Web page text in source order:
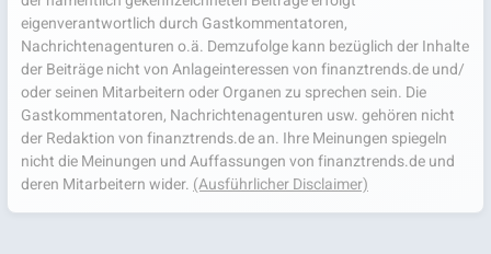
eigenverantwortlich durch Gastkommentatoren,
Nachrichtenagenturen o.ä. Demzufolge kann bezüglich der Inhalte
der Beiträge nicht von Anlageinteressen von finanztrends.de und/
oder seinen Mitarbeitern oder Organen zu sprechen sein. Die
Gastkommentatoren, Nachrichtenagenturen usw. gehören nicht
der Redaktion von finanztrends.de an. Ihre Meinungen spiegeln
nicht die Meinungen und Auffassungen von finanztrends.de und
deren Mitarbeitern wider. (Ausführlicher Disclaimer)